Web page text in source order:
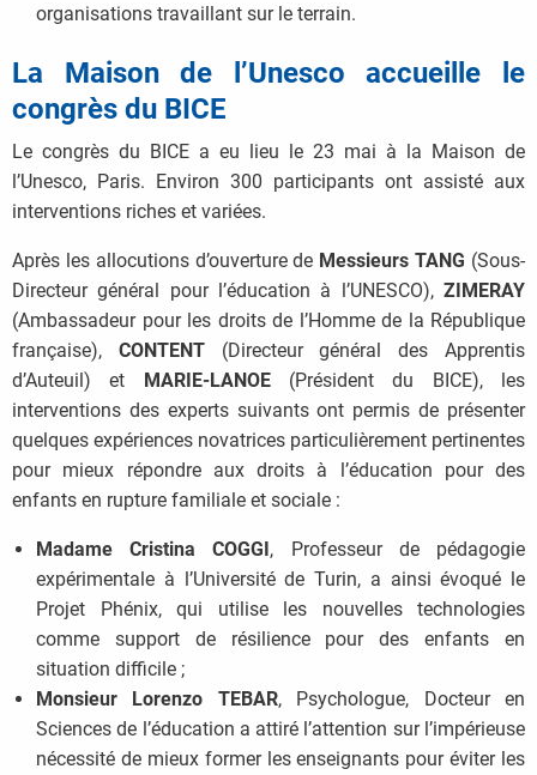
organisations travaillant sur le terrain.
La Maison de l’Unesco accueille le
congrès du BICE
Le congrès du BICE a eu lieu le 23 mai à la Maison de
l’Unesco, Paris. Environ 300 participants ont assisté aux
interventions riches et variées.
Après les allocutions d’ouverture de Messieurs TANG (Sous-
Directeur général pour l’éducation à l’UNESCO), ZIMERAY
(Ambassadeur pour les droits de l’Homme de la République
française), CONTENT(Directeur général des Apprentis
d’Auteuil) et MARIE-LANOE(Président du BICE), les
interventions des experts suivants ont permis de présenter
quelques expériences novatrices particulièrement pertinentes
pour mieux répondre aux droits à l’éducation pour des
enfants en rupture familiale et sociale :
Madame Cristina COGGI, Professeur de pédagogie
expérimentale à l’Université de Turin, a ainsi évoqué le
Projet Phénix, qui utilise les nouvelles technologies
comme support de résilience pour des enfants en
situation difficile ;
Monsieur Lorenzo TEBAR, Psychologue, Docteur en
Sciences de l’éducation a attiré l’attention sur l’impérieuse
nécessité de mieux former les enseignants pour éviter les